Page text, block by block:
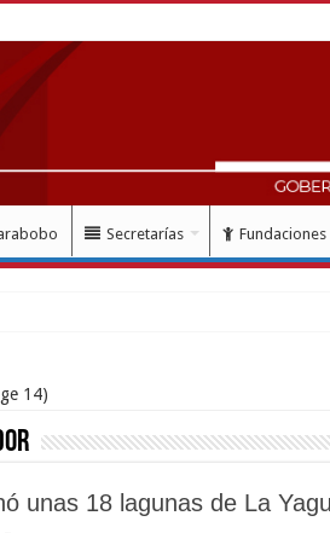
Secretarías Fundaciones
del dobl
14)
unas 18 lagunas de La